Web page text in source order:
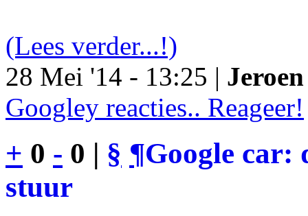
(Lees verder...!)
28 Mei '14 - 13:25 |
Googley reacties.. Reageer!
+ 0 - 0 | § ¶Google car:
stuur